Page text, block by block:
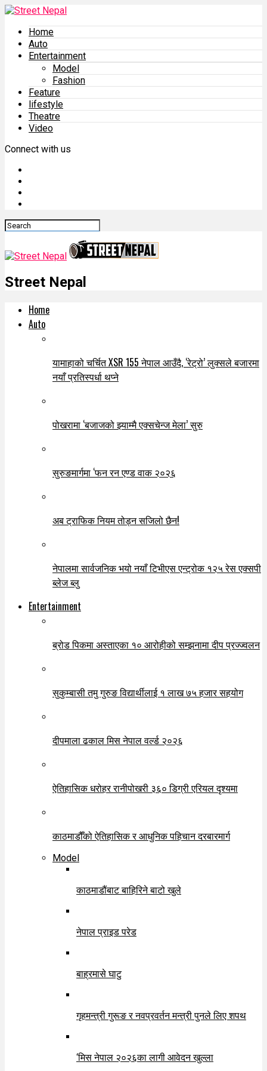
Home
Auto
Entertainment
Model
Fashion
Feature
lifestyle
Theatre
Video
Connect with us
Street Nepal
Home
Auto
यामाहाको चर्चित XSR 155 नेपाल आउँदै, ‘रेट्रो’ लुक्सले बजारमा
नयाँ प्रतिस्पर्धा थप्ने
पोखरामा ‘बजाजको झ्याम्मै एक्सचेन्ज मेला’ सुरु
सुरुङमार्गमा ‘फन रन एण्ड वाक २०२६
अब ट्राफिक नियम तोड्न सजिलो छैन!
नेपालमा सार्वजनिक भयो नयाँ टिभीएस एन्ट्रोक १२५ रेस एक्सपी
ब्लेज ब्लु
Entertainment
ब्रोड पिकमा अस्ताएका १० आरोहीको सम्झनामा दीप प्रज्ज्वलन
सुकुम्बासी तमु गुरुङ विद्यार्थीलाई १ लाख ७५ हजार सहयोग
दीपमाला ढकाल मिस नेपाल वर्ल्ड २०२६
ऐतिहासिक धरोहर रानीपोखरी ३६० डिग्री एरियल दृश्यमा
काठमाडौँको ऐतिहासिक र आधुनिक पहिचान दरबारमार्ग
Model
काठमाडौंबाट बाहिरिने बाटो खुले
नेपाल प्राइड परेड
बाह्रमासे घाटु
गृहमन्त्री गुरूङ र नवप्रवर्तन मन्त्री पुनले लिए शपथ
‘मिस नेपाल २०२६का लागी आवेदन खुल्ला